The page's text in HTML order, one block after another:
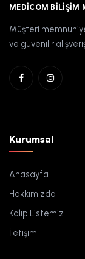
MEDICOM BILIŞIM
Müşteri
ve güvenilir
Kurumsal
Anasayfa
Hakkımızda
Kalıp Listemiz
İletişim